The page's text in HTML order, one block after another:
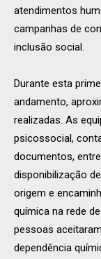
atendimentos
campanhas de
inclusão social.
Durante esta
andamento,
realizadas. As
psicossocial,
documentos,
disponibilização
origem e
química na rede
pessoas
dependência